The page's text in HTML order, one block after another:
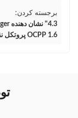
برجسته کردن:
4.3" نشان دهنده Wallbox EV Charger
OCPP 1.6 پروتکل نقطه شارژ EV